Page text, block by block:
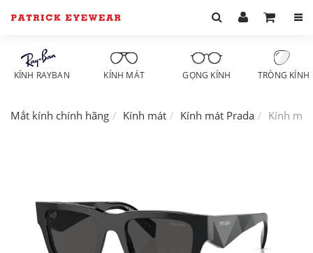
KÍNH RAYBAN KÍNH MÁT GỌNG KÍNH TRÒNG KÍNH
Mắt kính chính hãng Kính mát Kính mát Prada Kính